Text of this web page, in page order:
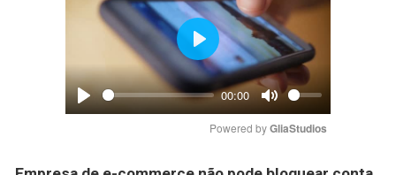
Play
00:00
Mute
Play
Powered by GliaStudios